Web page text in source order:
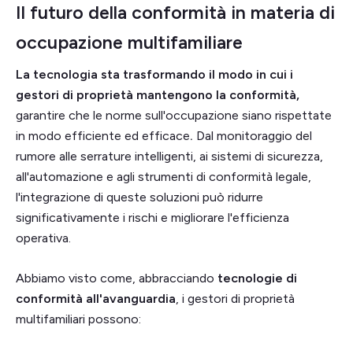
Il futuro della conformità in materia di
occupazione multifamiliare
La tecnologia sta trasformando il modo in cui i
gestori di proprietà mantengono la conformità,
garantire che le norme sull'occupazione siano rispettate
in modo efficiente ed efficace. Dal monitoraggio del
rumore alle serrature intelligenti, ai sistemi di sicurezza,
all'automazione e agli strumenti di conformità legale,
l'integrazione di queste soluzioni può ridurre
significativamente i rischi e migliorare l'efficienza
operativa.
Abbiamo visto come, abbracciando tecnologie di
conformità all'avanguardia, i gestori di proprietà
multifamiliari possono: